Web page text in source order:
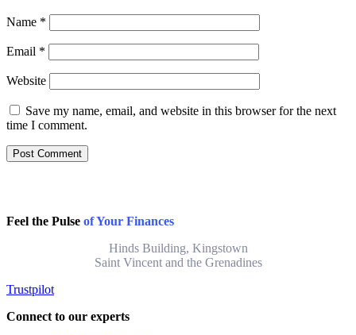
Name *
Email *
Website
Save my name, email, and website in this browser for the next
time I comment.
Feel the Pulse of Your Finances
Hinds Building, Kingstown
Saint Vincent and the Grenadines
Trustpilot
Connect to our experts